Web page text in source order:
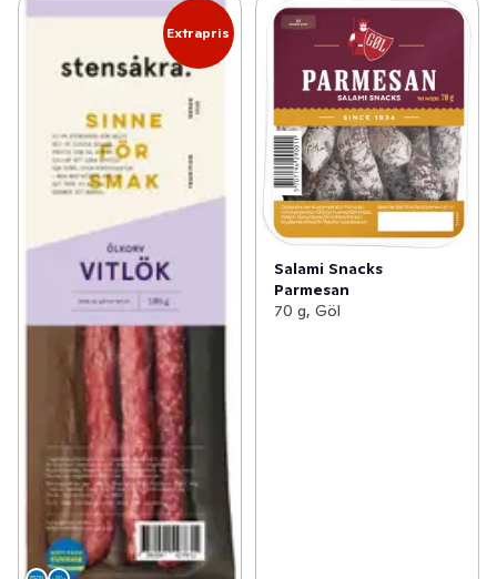
Extrapris
Salami Snacks
Parmesan
70 g, Göl